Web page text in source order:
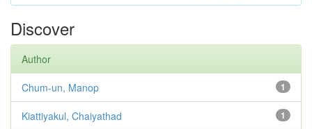
Discover
Author
1
Chum-un, Manop
1
Kiattiyakul, Chaiyathad